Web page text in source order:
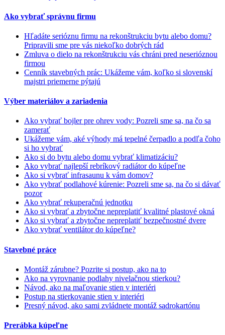
Ako vybrať správnu firmu
Hľadáte serióznu firmu na rekonštrukciu bytu alebo domu?
Pripravili sme pre vás niekoľko dobrých rád
Zmluva o dielo na rekonštrukciu vás chráni pred neserióznou
firmou
Cenník stavebných prác: Ukážeme vám, koľko si slovenskí
majstri priemerne pýtajú
Výber materiálov a zariadenia
Ako vybrať bojler pre ohrev vody: Pozreli sme sa, na čo sa
zamerať
Ukážeme vám, aké výhody má tepelné čerpadlo a podľa čoho
si ho vybrať
Ako si do bytu alebo domu vybrať klimatizáciu?
Ako vybrať najlepší rebríkový radiátor do kúpeľne
Ako si vybrať infrasaunu k vám domov?
Ako vybrať podlahové kúrenie: Pozreli sme sa, na čo si dávať
pozor
Ako vybrať rekuperačnú jednotku
Ako si vybrať a zbytočne nepreplatiť kvalitné plastové okná
Ako si vybrať a zbytočne nepreplatiť bezpečnostné dvere
Ako vybrať ventilátor do kúpeľne?
Stavebné práce
Montáž zárubne? Pozrite si postup, ako na to
Ako na vyrovnanie podlahy nivelačnou stierkou?
Návod, ako na maľovanie stien v interiéri
Postup na stierkovanie stien v interiéri
Presný návod, ako sami zvládnete montáž sadrokartónu
Prerábka kúpeľne